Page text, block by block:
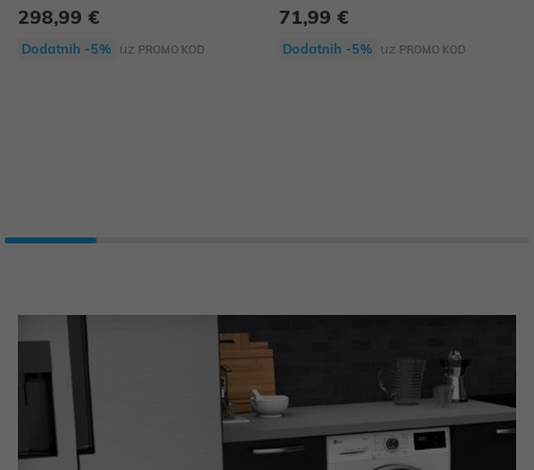
298,99 €
Dodatnih -5% uz PROMO KOD
71,99 €
Dodatnih -5% uz PROMO KOD